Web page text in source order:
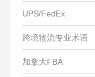
UPS/FedEx
跨境物流专业术语
加拿大FBA